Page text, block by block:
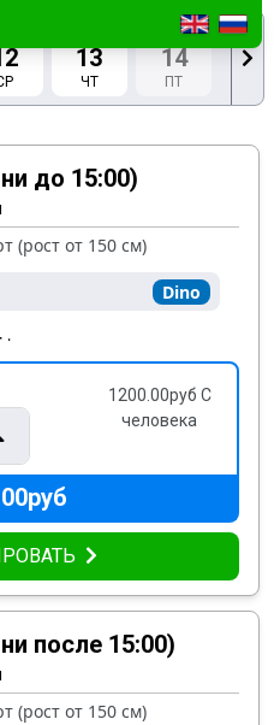
13
ЧТ
АВГ.
14
ПТ
до 15:00)
(рост от 150 см)
Dino
·
1200.00руб С
человека
после 15:00)
(рост от 150 см)